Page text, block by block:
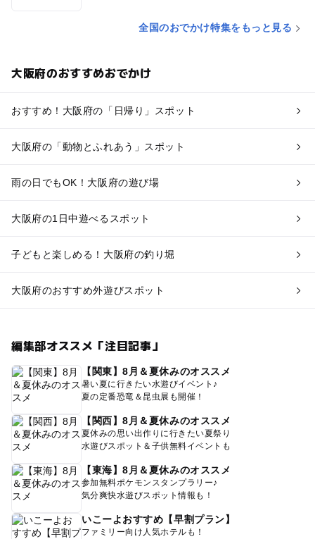
全国のおでかけ特集をもっと見る
大阪府のおすすめおでかけ
おすすめ！大阪府の「日帰り」スポット
大阪府の「動物とふれあう」スポット
雨の日でもOK！大阪府の遊び場
大阪府の1日中遊べるスポット
子どもと楽しめる！大阪府の釣り堀
大阪府のおすすめ外遊びスポット
編集部オススメ「注目記事」
【関東】8月＆夏休みのオススメ
暑い夏に行きたい水遊びイベント♪
夏の定番恐竜＆昆虫展も開催！
【関西】8月＆夏休みのオススメ
夏休みの思い出作りに行きたい夏祭り
水遊びスポット＆子供無料イベントも
【東海】8月＆夏休みのオススメ
参加無料ポケモンスタンプラリー♪
気分爽快水遊びスポット情報も！
いこーよおすすめ【早割プラン】
ファミリー向け人気ホテルも！